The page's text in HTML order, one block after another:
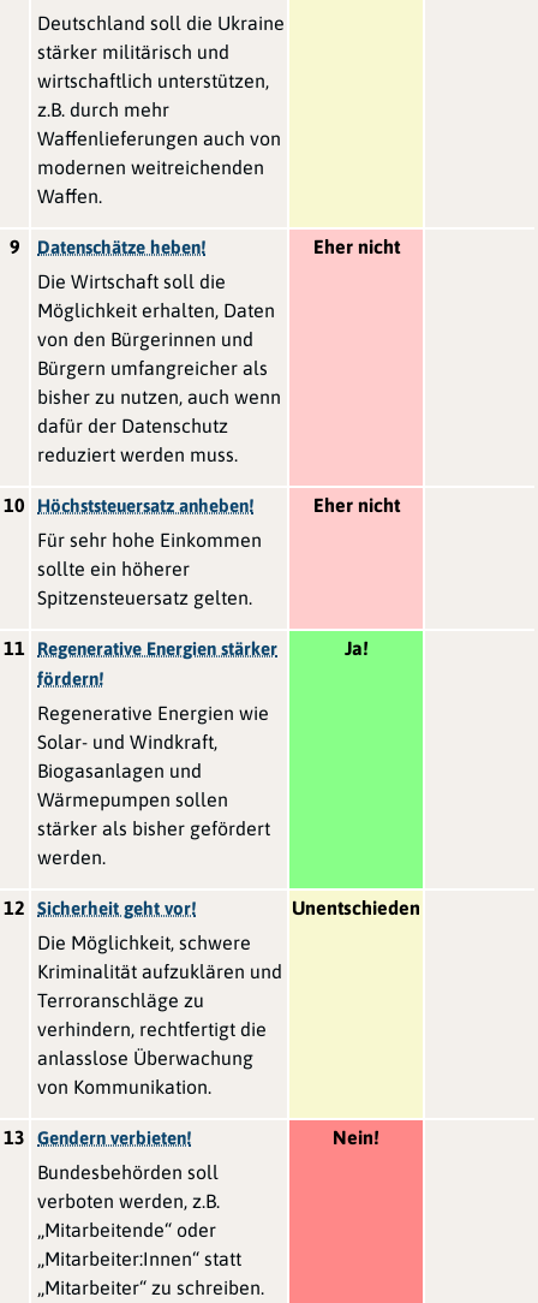
Deutschland soll die Ukraine
stärker militärisch und
wirtschaftlich unterstützen,
z.B. durch mehr
Waffenlieferungen auch von
modernen weitreichenden
Waffen.
9 Datenschätze heben!
Die Wirtschaft soll die
Möglichkeit erhalten, Daten
von den Bürgerinnen und
Bürgern umfangreicher als
bisher zu nutzen, auch wenn
dafür der Datenschutz
reduziert werden muss.
Eher nicht
10 Höchststeuersatz anheben!
Für sehr hohe Einkommen
sollte ein höherer
Spitzensteuersatz gelten.
Eher nicht
11
Regenerative Energien stärker
fördern!
Regenerative Energien wie
Solar- und Windkraft,
Biogasanlagen und
Wärmepumpen sollen
stärker als bisher gefördert
werden.
Ja!
12 Sicherheit geht vor!
Die Möglichkeit, schwere
Kriminalität aufzuklären und
Terroranschläge zu
verhindern, rechtfertigt die
anlasslose Überwachung
von Kommunikation.
Unentschieden
13 Gendern verbieten!
Bundesbehörden soll
verboten werden, z.B.
„Mitarbeitende“ oder
„Mitarbeiter:Innen“ statt
„Mitarbeiter“ zu schreiben.
Nein!